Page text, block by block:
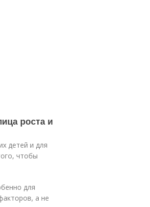
роста и
детей и для
чтобы
для
а не